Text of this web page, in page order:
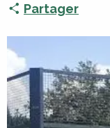
Partager